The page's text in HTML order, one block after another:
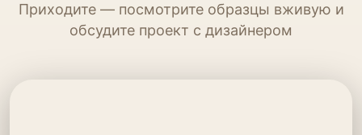
Приходите — посмотрите образцы вживую и
обсудите проект с дизайнером